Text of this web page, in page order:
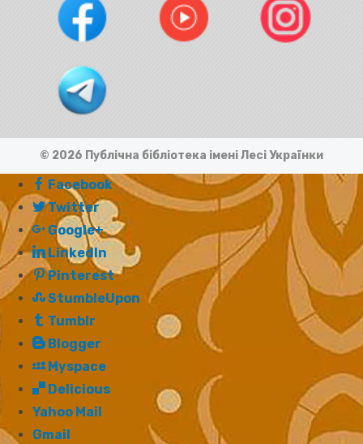
© 2026 Публічна бібліотека імені Лесі Українки
Facebook
Twitter
Google+
LinkedIn
Pinterest
StumbleUpon
Tumblr
Blogger
Myspace
Delicious
Yahoo Mail
Gmail